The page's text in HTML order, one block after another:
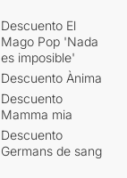
Descuento El
Mago Pop 'Nada
es imposible'
Descuento Ànima
Descuento
Mamma mia
Descuento
Germans de sang